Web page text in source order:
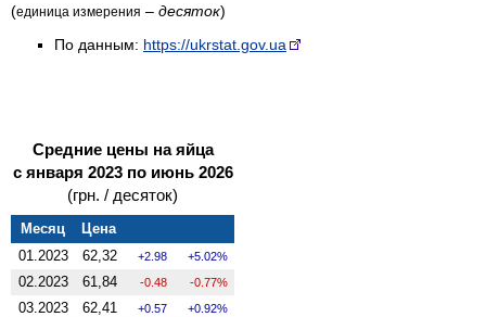
(единица измерения – десяток)
По данным: https://ukrstat.gov.ua
Средние цены на яйца
с января 2023 по июнь 2026
(грн. / десяток)
Месяц
Цена
01.2023
62,32 2.98 5.02%
02.2023 61,84 -0.48 -0.77%
03.2023 62,41 0.57 0.92%